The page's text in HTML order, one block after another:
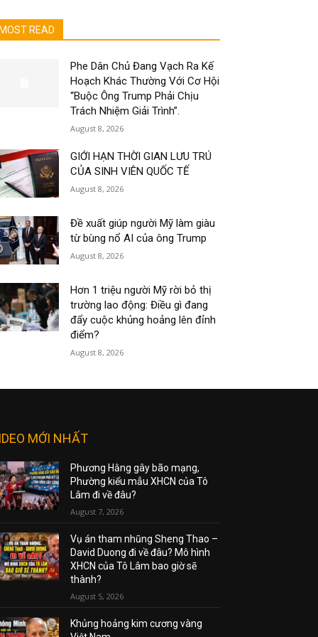
MOST READ
Phe Dân Chủ Đang Vạch Ra Kế
Hoạch Khác Thường Với Cơ Hội
“Buộc Ông Trump Phải Chịu
Trách Nhiệm Giải Trình”.
August 8, 2026
GIỚI HẠN THỜI GIAN LƯU TRÚ
CỦA SINH VIÊN QUỐC TẾ
August 8, 2026
Đề xuất giúp người Mỹ làm giàu
từ bùng nổ AI của ông Trump
August 8, 2026
Hơn 1 triệu người Mỹ rời bỏ thị
trường lao động: Điều gì đang
đẩy cuộc khủng hoảng lên đỉnh
điểm?
August 8, 2026
MỚI NHẤT
Phương Hằng gây bão mạng,
Phường kiểu mẫu XHCN của Tô
Lâm đi về đâu?
August 7, 2026
Vụ án tham nhũng Sheng Thao –
David Duong đi về đâu? Mô hình
XHCN của Tô Lâm bao giờ sẽ
thành?
August 5, 2026
Khủng hoảng kim cương vàng